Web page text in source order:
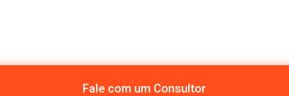
Fale com um Consultor